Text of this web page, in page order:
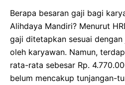
Berapa besaran gaji bagi
Alihdaya Mandiri? Menurut
gaji ditetapkan sesuai
oleh karyawan. Namun,
rata-rata sebesar Rp.
belum mencakup tunjangan-